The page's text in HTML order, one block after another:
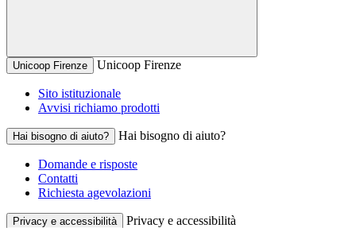
Unicoop Firenze Unicoop Firenze
Sito istituzionale
Avvisi richiamo prodotti
Hai bisogno di aiuto? Hai bisogno di aiuto?
Domande e risposte
Contatti
Richiesta agevolazioni
Privacy e accessibilità Privacy e accessibilità